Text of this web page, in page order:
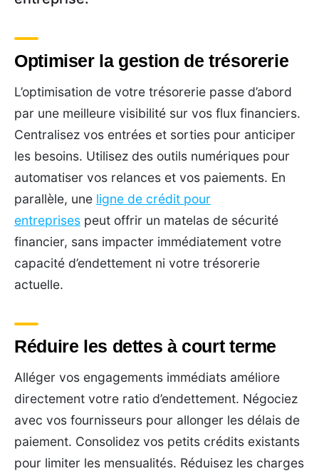
Optimiser la gestion de trésorerie
L’optimisation de votre trésorerie passe d’abord
par une meilleure visibilité sur vos flux financiers.
Centralisez vos entrées et sorties pour anticiper
les besoins. Utilisez des outils numériques pour
automatiser vos relances et vos paiements. En
parallèle, une ligne de crédit pour
entreprises peut offrir un matelas de sécurité
financier, sans impacter immédiatement votre
capacité d’endettement ni votre trésorerie
actuelle.
Réduire les dettes à court terme
Alléger vos engagements immédiats améliore
directement votre ratio d’endettement. Négociez
avec vos fournisseurs pour allonger les délais de
paiement. Consolidez vos petits crédits existants
pour limiter les mensualités. Réduisez les charges